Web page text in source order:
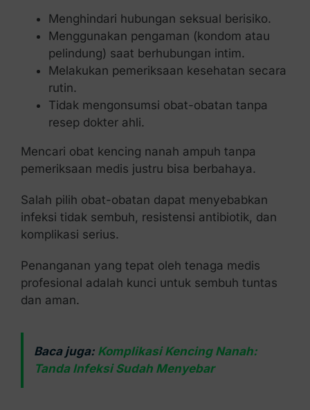
Menghindari hubungan seksual berisiko.
Menggunakan pengaman (kondom atau
pelindung) saat berhubungan intim.
Melakukan pemeriksaan kesehatan secara
rutin.
Tidak mengonsumsi obat-obatan tanpa
resep dokter ahli.
Mencari obat kencing nanah ampuh tanpa
pemeriksaan medis justru bisa berbahaya.
Salah pilih obat-obatan dapat menyebabkan
infeksi tidak sembuh, resistensi antibiotik, dan
komplikasi serius.
Penanganan yang tepat oleh tenaga medis
profesional adalah kunci untuk sembuh tuntas
dan aman.
Baca juga: Komplikasi Kencing Nanah:
Tanda Infeksi Sudah Menyebar